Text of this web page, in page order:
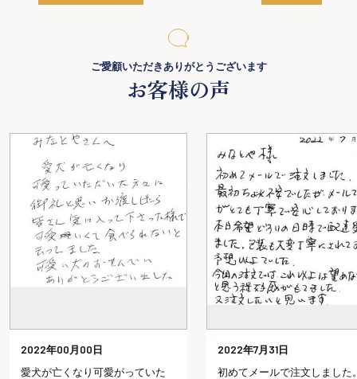
ご愛顧いただきありがとうございます
お客様の声
2022年00月00日
愛犬が亡くなり可愛がっていた
2022年7月31日
初めてメールで注文しました